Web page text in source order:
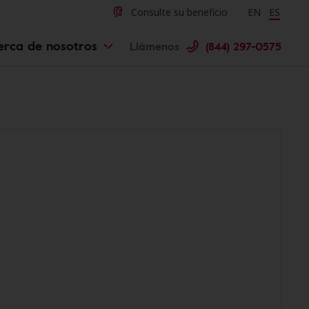
Consulte su beneficio Change
EN ES
de nosotros Llámenos (844) 297-0575